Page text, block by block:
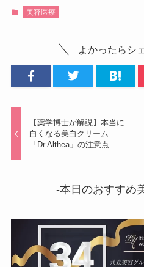
美容医療
よかったらシ
【薬学博士が解説】本当に
白くなる美白クリーム
「Dr.Althea」の注意点
-本日のおすすめ